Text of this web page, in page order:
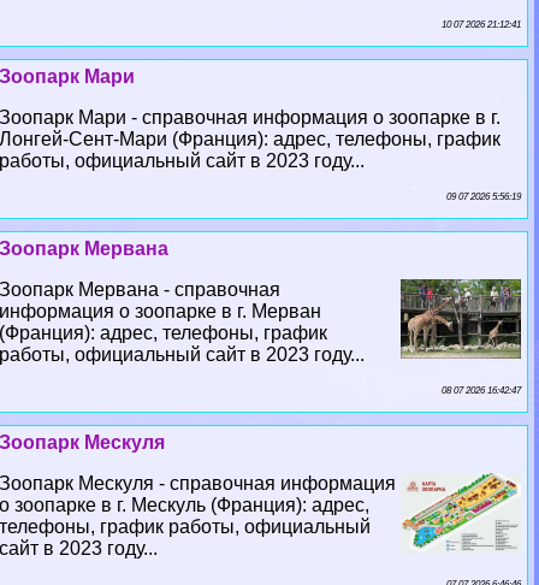
10 07 2026 21:12:41
Зоопарк Мари
Зоопарк Мари - справочная информация о зоопарке в г.
Лонгeй-Сент-Мари (Франция): адрес, телефоны, график
работы, официальный сайт в 2023 году...
09 07 2026 5:56:19
Зоопарк Мервана
Зоопарк Мервана - справочная
информация о зоопарке в г. Мерван
(Франция): адрес, телефоны, график
работы, официальный сайт в 2023 году...
08 07 2026 16:42:47
Зоопарк Мескуля
Зоопарк Мескуля - справочная информация
о зоопарке в г. Мескуль (Франция): адрес,
телефоны, график работы, официальный
сайт в 2023 году...